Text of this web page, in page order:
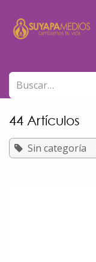
44 Artículos
Sin categoría